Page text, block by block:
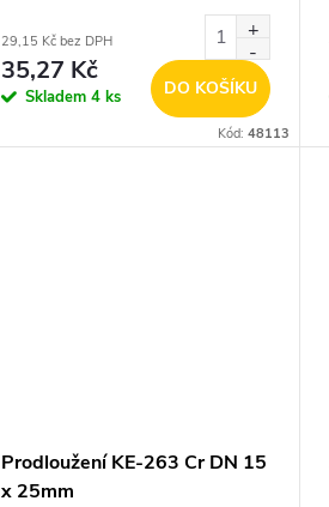
29,15 Kč bez DPH
35,27 Kč
Skladem 4 ks DO KOŠÍKU
Kód:48113
Prodloužení KE-263 Cr DN 15
x 25mm